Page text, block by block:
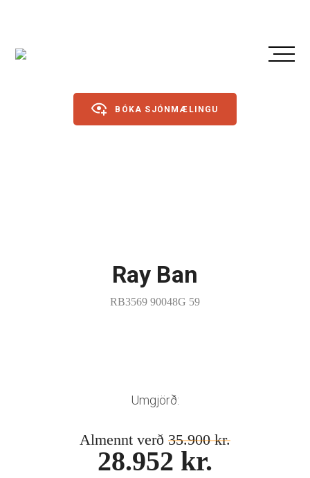
BÓKA SJÓNMÆLINGU
Ray Ban
RB3569 90048G 59
Umgjörð:
Almennt verð 35.900 kr.
28.952 kr.